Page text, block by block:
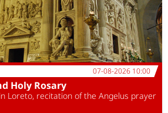
07-08-2026 10:00
Holy Rosary
Loreto, recitation of the Angelus prayer